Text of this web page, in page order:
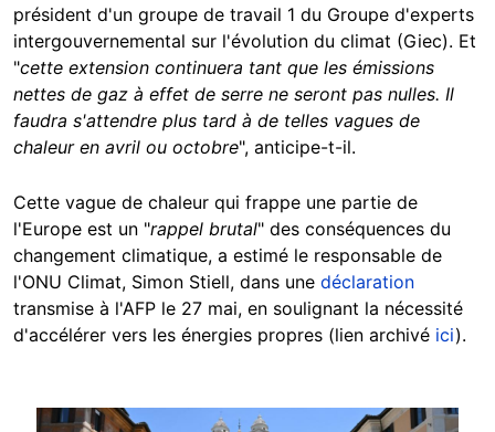
président d'un groupe de travail 1 du Groupe d'experts
intergouvernemental sur l'évolution du climat (Giec). Et
"cette extension continuera tant que les émissions
nettes de gaz à effet de serre ne seront pas nulles. Il
faudra s'attendre plus tard à de telles vagues de
chaleur en avril ou octobre", anticipe-t-il.
Cette vague de chaleur qui frappe une partie de
l'Europe est un "rappel brutal" des conséquences du
changement climatique, a estimé le responsable de
l'ONU Climat, Simon Stiell, dans une déclaration
transmise à l'AFP le 27 mai, en soulignant la nécessité
d'accélérer vers les énergies propres (lien archivé ici).
Image